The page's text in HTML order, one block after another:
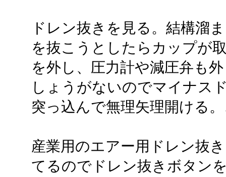
ドレン抜きを見る。結構溜
を抜こうとしたらカップが
を外し、圧力計や減圧弁も
しょうがないのでマイナス
突っ込んで無理矢理開ける
産業用のエアー用ドレン抜
てるのでドレン抜きボタン